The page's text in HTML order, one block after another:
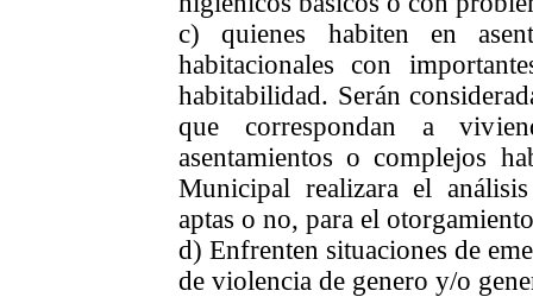
c) quienes habiten en
habitacionales con
habitabilidad. Serán
que correspondan a
asentamientos o complejos
Municipal realizara el
aptas o no, para el
d) Enfrenten situaciones de
de violencia de genero y/o